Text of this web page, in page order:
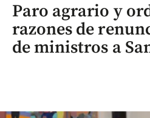
Paro agrario y
razones de
de ministros a